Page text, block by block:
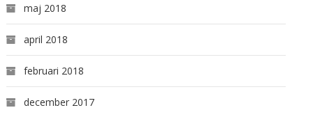
maj 2018
april 2018
februari 2018
december 2017